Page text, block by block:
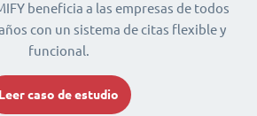
beneficia a las empresas de todos
con un sistema de citas flexible y
funcional.
Leer caso de estudio